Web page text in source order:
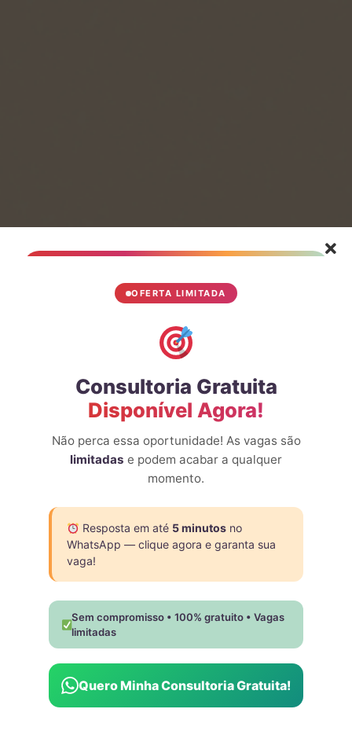
OFERTA LIMITADA
Consultoria Gratuita
Disponível Agora!
Não perca essa oportunidade! As vagas são
limitadas e podem acabar a qualquer
momento.
Resposta em até 5 minutos no
WhatsApp — clique agora e garanta sua
vaga!
Sem compromisso • 100% gratuito • Vagas
limitadas
Quero Minha Consultoria Gratuita!